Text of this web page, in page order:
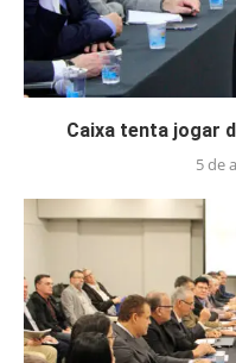
Caixa tenta jogar
5 de